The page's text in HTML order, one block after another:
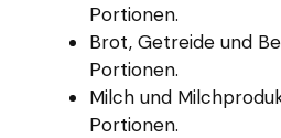
Portionen.
Brot, Getreide und
Portionen.
Milch und
Portionen.